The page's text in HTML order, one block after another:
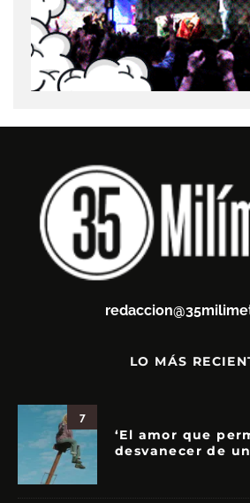
LO MÁS
7
‘El amor que
desvanecer de